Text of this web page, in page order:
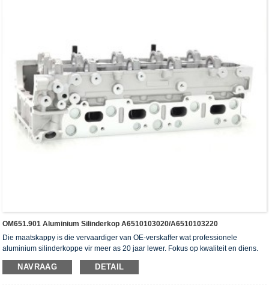
OM651.901 Aluminium Silinderkop A6510103020/A6510103220
Die maatskappy is die vervaardiger van OE-verskaffer wat professionele
aluminium silinderkoppe vir meer as 20 jaar lewer. Fokus op kwaliteit en diens.
Die silinderkoppe het die ISO16949-verifikasiesertifikaat, "die hoë verseëling
silinderkop", "die lang lewensduur van die silinderkop" en die ander 5
NAVRAAG DETAIL